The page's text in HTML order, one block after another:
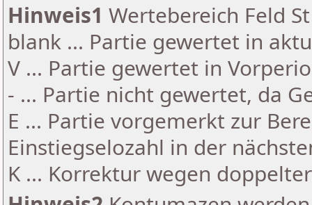
Hinweis1 Wertebereich Feld
blank ... Partie gewertet in
V ... Partie gewertet in
- ... Partie nicht gewertet, da
E ... Partie vorgemerkt zur
Einstiegselozahl in der
K ... Korrektur wegen